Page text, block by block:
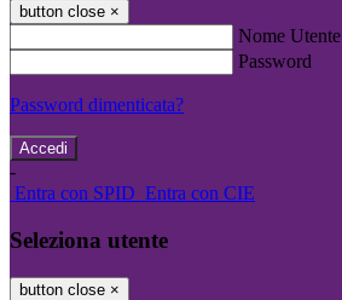
button close ×
Nome Utente
Password
Password dimenticata?
-
Entra con SPID Entra con CIE
Seleziona utente
button close ×